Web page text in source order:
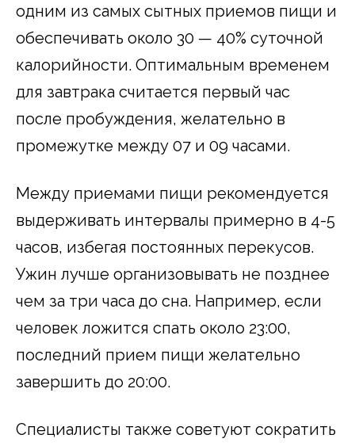
одним из самых сытных приемов пищи и
обеспечивать около 30 — 40% суточной
калорийности. Оптимальным временем
для завтрака считается первый час
после пробуждения, желательно в
промежутке между 07 и 09 часами.
Между приемами пищи рекомендуется
выдерживать интервалы примерно в 4-5
часов, избегая постоянных перекусов.
Ужин лучше организовывать не позднее
чем за три часа до сна. Например, если
человек ложится спать около 23:00,
последний прием пищи желательно
завершить до 20:00.
Специалисты также советуют сократить